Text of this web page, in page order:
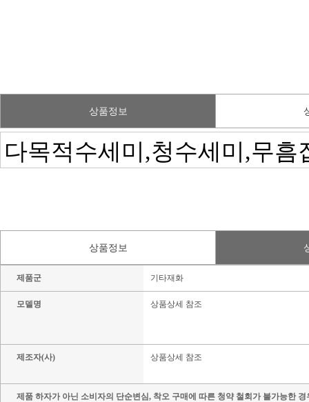
상품정보
상품정보
제품군 기타재화
모델명 상품상세 참조
제조자(사) 상품상세 참조
제품 하자가 아닌 소비자의 단순변심, 착오 구매에 따른 청약 철회가 불가능한